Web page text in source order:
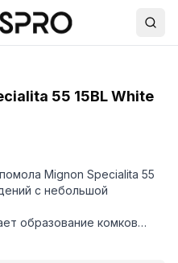
55 15BL White
Mignon Specialita 55
с небольшой
образование комков